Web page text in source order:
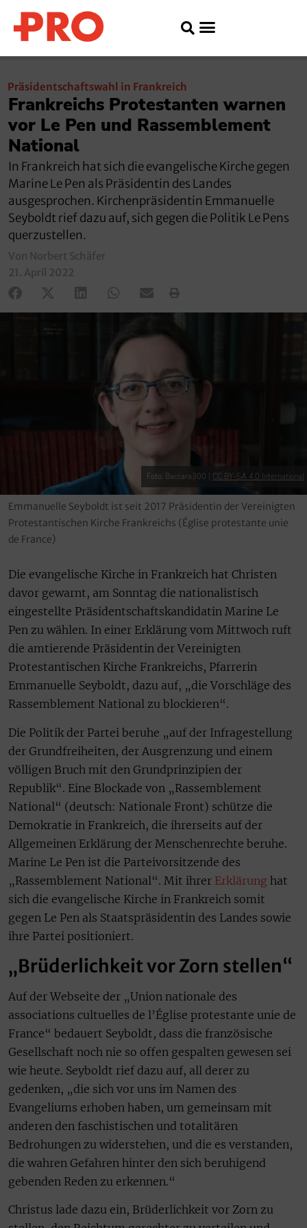
Präsidentschaftswahl in Frankreich
Frankreichs Protestanten warnen
vor Le Pen und Rassemblement
National
In Frankreich hat sich die evangelische Kirche gegen
Marine Le Pen als Präsidentin des Landes
ausgesprochen. Kirchenpräsidentin Emmanuelle
Seyboldt rief dazu auf, sich gegen die Politik Le Pens
querzustellen.
Von Norbert Schäfer
21. April 2022
Foto: Baccara300 | CC BY-SA 4.0 International
Emmanuelle Seyboldt ist seit 2017 Präsidentin der Vereinigten
Protestantischen Kirche Frankreichs (Église protestante unie
de France)
Die evangelische Kirche in Frankreich hat Christen
davor gewarnt, am Sonntag die nationalistisch
eingestellte Präsidentschaftskandidatin Marine Le
Pen zu wählen. In einer Erklärung vom Mittwoch ruft
die amtierende Präsidentin der Vereinigten
Protestantischen Kirche Frankreichs, Pfarrerin
Emmanuelle Seyboldt, dazu auf, „die Vorschläge des
Rassemblement National zu blockieren“.
Die Politik der Partei beruhe „auf der Infragestellung
der Grundfreiheiten, der Ausgrenzung und einem
völligen Bruch mit den Grundprinzipien der
Republik“. Eine Blockade von „Rassemblement
National“ (deutsch: Nationale Front) schütze die
Demokratie in Frankreich, die ihrerseits auf der
Allgemeinen Erklärung der Menschenrechte beruhe.
Marine Le Pen ist die Parteivorsitzende des
„Rassemblement National“. Mit ihrer Erklärung hat
sich die evangelische Kirche in Frankreich somit
gegen Le Pen als Staatspräsidentin des Landes sowie
ihre Partei positioniert.
„Brüderlichkeit vor Zorn stellen“
Auf der Webseite der „Union nationale des
associations cultuelles de l’Église protestante unie de
France“ bedauert Seyboldt, dass die französische
Gesellschaft noch nie so offen gespalten gewesen sei
wie heute. Seyboldt rief dazu auf, all derer zu
gedenken, „die sich vor uns im Namen des
Evangeliums erhoben haben, um gemeinsam mit
anderen den faschistischen und totalitären
Bedrohungen zu widerstehen, und die es verstanden,
die wahren Gefahren hinter den sich beruhigend
gebenden Reden zu erkennen.“
Christus lade dazu ein, Brüderlichkeit vor Zorn zu